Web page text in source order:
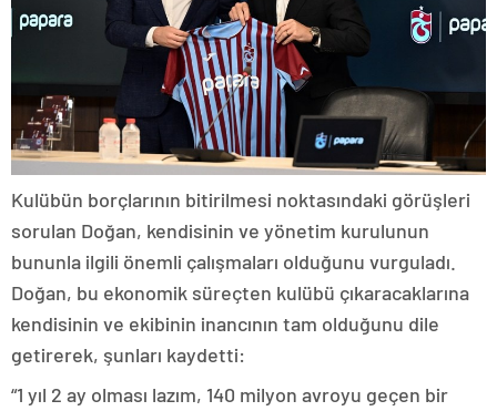
Kulübün borçlarının bitirilmesi noktasındaki görüşleri
sorulan Doğan, kendisinin ve yönetim kurulunun
bununla ilgili önemli çalışmaları olduğunu vurguladı.
Doğan, bu ekonomik süreçten kulübü çıkaracaklarına
kendisinin ve ekibinin inancının tam olduğunu dile
getirerek, şunları kaydetti:
“1 yıl 2 ay olması lazım, 140 milyon avroyu geçen bir